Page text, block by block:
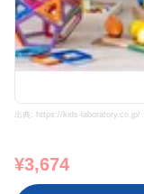
出典: https://kids-laboratory.co.jp/
¥3,674